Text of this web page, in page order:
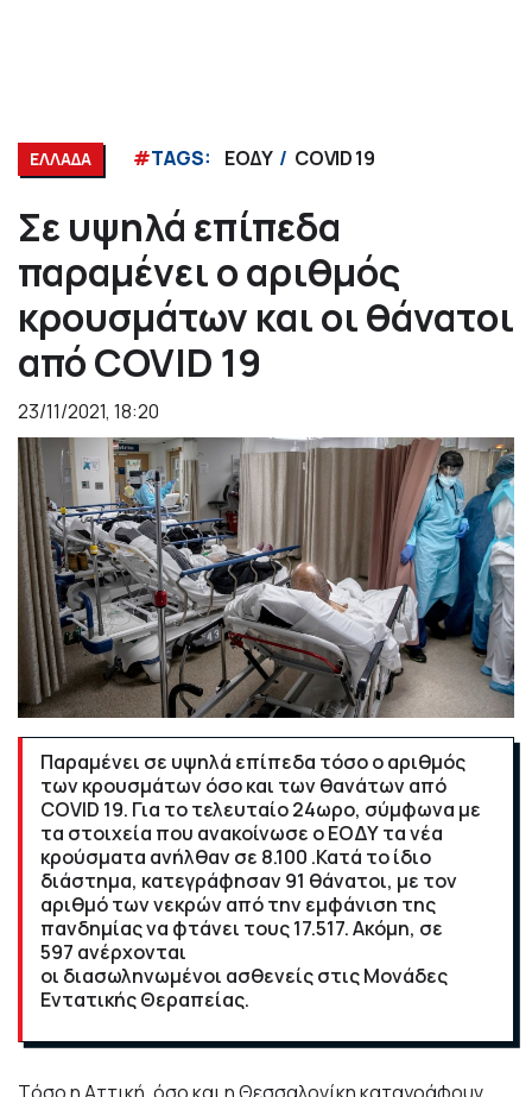
ΕΛΛΑΔΑ #TAGS: ΕΟΔΥ COVID 19
Σε υψηλά επίπεδα
παραμένει ο αριθμός
κρουσμάτων και οι θάνατοι
από COVID 19
23/11/2021, 18:20
Παραμένει σε υψηλά επίπεδα τόσο ο αριθμός
των κρουσμάτων όσο και των θανάτων από
COVID 19. Για το τελευταίο 24ωρο, σύμφωνα με
τα στοιχεία που ανακοίνωσε ο ΕΟΔΥ τα νέα
κρούσματα ανήλθαν σε 8.100 .Κατά το ίδιο
διάστημα, κατεγράφησαν 91 θάνατοι, με τον
αριθμό των νεκρών από την εμφάνιση της
πανδημίας να φτάνει τους 17.517. Ακόμη, σε
597 ανέρχονται
οι διασωληνωμένοι ασθενείς στις Μονάδες
Εντατικής Θεραπείας.